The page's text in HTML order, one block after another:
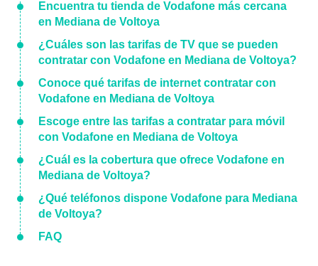
Encuentra tu tienda de Vodafone más cercana
en Mediana de Voltoya
¿Cuáles son las tarifas de TV que se pueden
contratar con Vodafone en Mediana de Voltoya?
Conoce qué tarifas de internet contratar con
Vodafone en Mediana de Voltoya
Escoge entre las tarifas a contratar para móvil
con Vodafone en Mediana de Voltoya
¿Cuál es la cobertura que ofrece Vodafone en
Mediana de Voltoya?
¿Qué teléfonos dispone Vodafone para Mediana
de Voltoya?
FAQ